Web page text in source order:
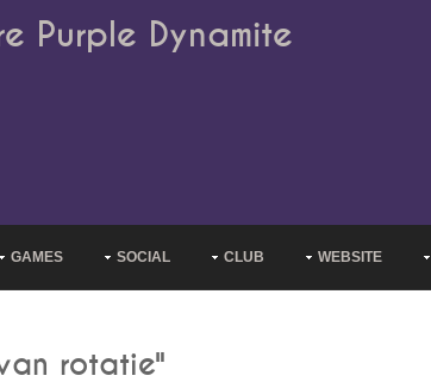
Purple Dynamite
GAMES SOCIAL CLUB WEBSITE
rotatie"